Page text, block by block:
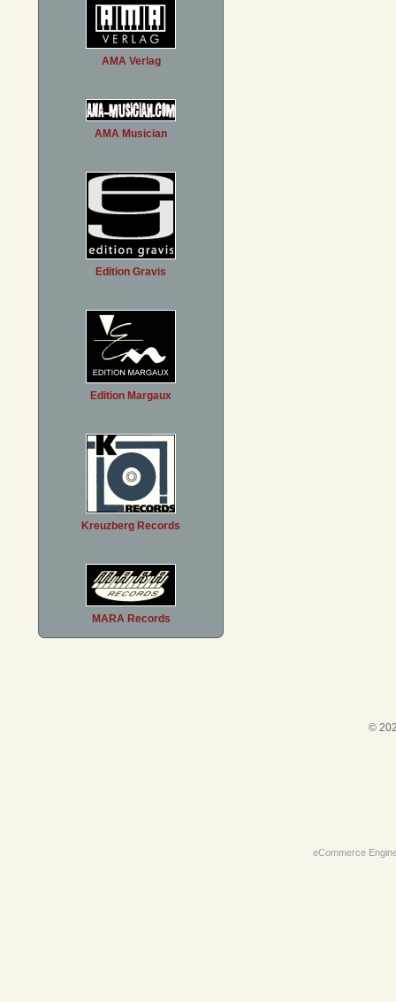
AMA Verlag
AMA Musician
Edition Gravis
Edition Margaux
Kreuzberg Records
MARA Records
©
eCommerce